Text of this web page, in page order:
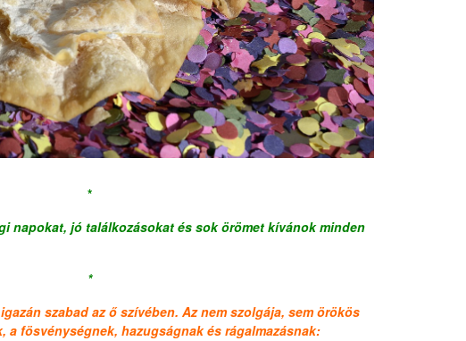
*
napokat, jó találkozásokat és sok örömet kívánok minden
*
szabad az ő szívében. Az nem szolgája, sem örökös
a fösvénységnek, hazugságnak és rágalmazásnak: